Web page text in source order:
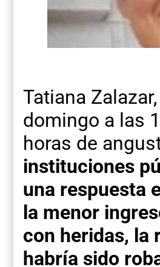
Tatiana
domingo a las
horas de
instituciones
una respuesta
la menor
con heridas, la
habría sido